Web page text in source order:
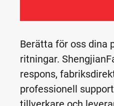
Berätta för oss dina
ritningar.
respons,
professionell